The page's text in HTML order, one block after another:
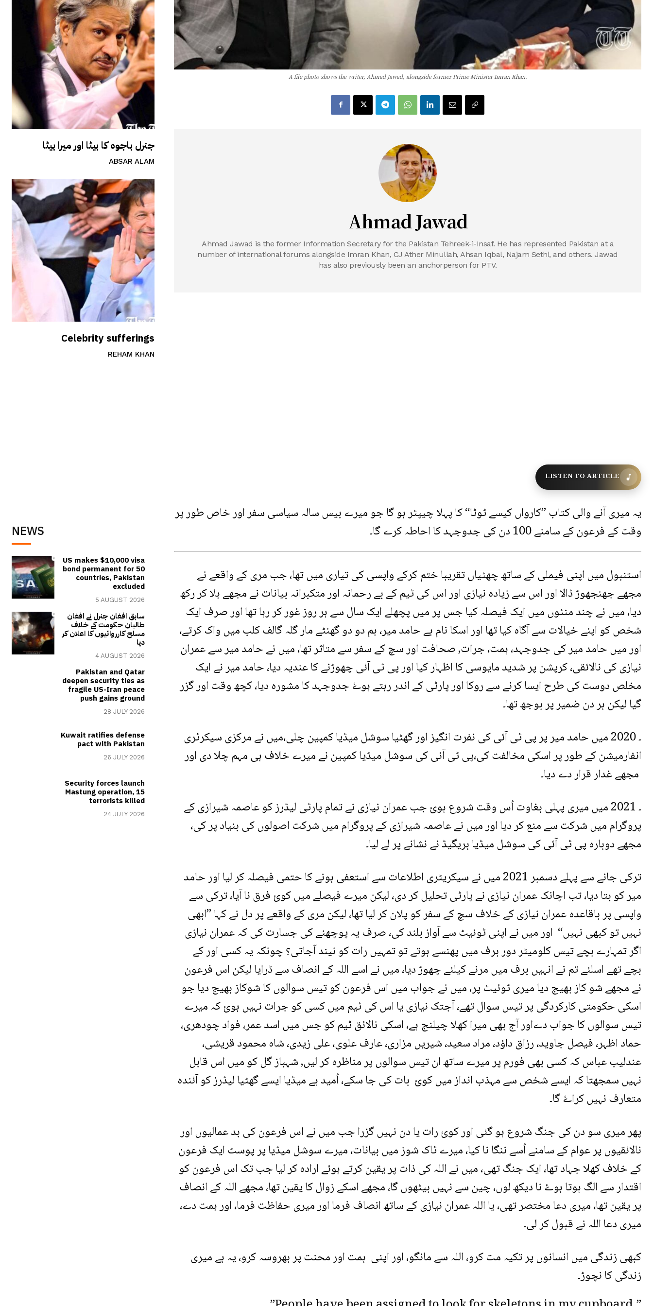
جنرل باجوہ کا بیٹا اور میرا بیٹا
ABSAR ALAM
Celebrity sufferings
REHAM KHAN
NEWS
US makes $10,000 visa
bond permanent for 50
countries, Pakistan
excluded
5 AUGUST 2026
سابق افغان جنرل نے افغان
طالبان حکومت کے خلاف
مسلح کارروائیوں کا اعلان کر
دیا
4 AUGUST 2026
Pakistan and Qatar
deepen security ties as
fragile US-Iran peace
push gains ground
28 JULY 2026
Kuwait ratifies defense
pact with Pakistan
26 JULY 2026
Security forces launch
Mastung operation, 15
terrorists killed
24 JULY 2026
A file photo shows the writer, Ahmad Jawad, alongside former Prime Minister Imran Khan.
Ahmad Jawad
Ahmad Jawad is the former Information Secretary for the Pakistan Tehreek-i-Insaf. He has represented Pakistan at a
number of international forums alongside Imran Khan, CJ Ather Minullah, Ahsan Iqbal, Najam Sethi, and others. Jawad
has also previously been an anchorperson for PTV.
LISTEN TO ARTICLE
یہ میری آنے والی کتاب ”کارواں کیسے ٹوٹا“ کا پہلا چیپٹر ہو گا جو میرے بیس سالہ سیاسی سفر اور خاص طور پر
وقت کے فرعون کے سامنے 100 دن کی جدوجہد کا احاطہ کرے گا۔
استنبول میں اپنی فیملی کے ساتھ چھٹیاں تقریبا ختم کرکے واپسی کی تیاری میں تھا، جب مری کے واقعے نے
مجھے جھنجھوڑ ڈالا اور اس سے زیادہ نیازی اور اس کی ٹیم کے بے رحمانہ اور متکبرانہ بیانات نے مجھے ہلا کر رکھ
دیا، میں نے چند منٹوں میں ایک فیصلہ کیا جس پر میں پچھلے ایک سال سے ہر روز غور کر رہا تھا اور صرف ایک
شخص کو اپنے خیالات سے آگاہ کیا تھا اور اسکا نام ہے حامد میر، ہم دو دو گھنٹے مار گلہ گالف کلب میں واک کرتے،
اور میں حامد میر کی جدوجہد، ہمت، جرات, صحافت اور سچ کے سفر سے متاثر تھا، میں نے حامد میر سے عمران
نیازی کی نالائقی، کرپشن پر شدید مایوسی کا اظہار کیا اور پی ٹی آئی چھوڑنے کا عندیہ دیا، حامد میر نے ایک
مخلص دوست کی طرح ایسا کرنے سے روکا اور پارٹی کے اندر رہتے ہوۓ جدوجہد کا مشورہ دیا، کچھ وقت اور گزر
گیا لیکن ہر دن ضمیر پر بوجھ تھا۔
۔ 2020 میں حامد میر پر پی ٹی آئی کی نفرت انگیز اور گھٹیا سوشل میڈیا کمپین چلی،میں نے مرکزی سیکرٹری
انفارمیشن کے طور پر اسکی مخالفت کی،پی ٹی آئی کی سوشل میڈیا کمپین نے میرے خلاف ہی مہم چلا دی اور
۔ 2021 میں میری پہلی بغاوت اُس وقت شروع ہوئ جب عمران نیازی نے تمام پارٹی لیڈرز کو عاصمہ شیرازی کے
پروگرام میں شرکت سے منع کر دیا اور میں نے عاصمہ شیرازی کے پروگرام میں شرکت اصولوں کی بنیاد پر کی،
مجھے دوبارہ پی ٹی آئی کی سوشل میڈیا بریگیڈ نے نشانے پر لے لیا۔
ترکی جانے سے پہلے دسمبر 2021 میں نے سیکریٹری اطلاعات سے استعفی ہونے کا حتمی فیصلہ کر لیا اور حامد
میر کو بتا دیا، تب اچانک عمران نیازی نے پارٹی تحلیل کر دی، لیکن میرے فیصلے میں کوئ فرق نا آیا، ترکی سے
واپسی پر باقاعدہ عمران نیازی کے خلاف سچ کے سفر کو پلان کر لیا تھا، لیکن مری کے واقعے پر دل نے کہا ”ابھی
نہیں تو کبھی نہیں“ اور میں نے اپنی ٹوئیٹ سے آواز بلند کی، صرف یہ پوچھنے کی جسارت کی کہ عمران نیازی
اگر تمہارے بچے تیس کلومیٹر دور برف میں پھنسے ہوتے تو تمہیں رات کو نیند آجاتی؟ چونکہ یہ کسی اور کے
بچے تھے اسلئے تم نے انہیں برف میں مرنے کیلئے چھوڑ دیا، میں نے اسے اللہ کے انصاف سے ڈرایا لیکن اس فرعون
نے مجھے شو کاز بھیج دیا میری ٹوئیٹ پر، میں نے جواب میں اس فرعون کو تیس سوالوں کا شوکاز بھیج دیا جو
اسکی حکومتی کارکردگی پر تیس سوال تھے، آجتک نیازی یا اس کی ٹیم میں کسی کو جرات نہیں ہوئ کہ میرے
تیس سوالوں کا جواب دےاور آج بھی میرا کھلا چیلنج ہے، اسکی نالائق ٹیم کو جس میں اسد عمر، فواد چودھری،
حماد اظہر، فیصل جاوید، رزاق داؤد، مراد سعید، شیریں مزاری، عارف علوی، علی زیدی، شاہ محمود قریشی،
عندلیب عباس کہ کسی بھی فورم پر میرے ساتھ ان تیس سوالوں پر مناظرہ کر لیں, شہباز گل کو میں اس قابل
نہیں سمجھتا کہ ایسے شخص سے مہذب انداز میں کوئ بات کی جا سکے، اُمید ہے میڈیا ایسے گھٹیا لیڈرز کو آئندہ
متعارف نہیں کراۓ گا۔
پھر میری سو دن کی جنگ شروع ہو گئی اور کوئ رات یا دن نہیں گزرا جب میں نے اس فرعون کی بد عمالیوں اور
نالائقیوں پر عوام کے سامنے اُسے ننگا نا کیا، میرے ٹاک شوز میں بیانات، میرے سوشل میڈیا پر پوسٹ ایک فرعون
کے خلاف کھلا جہاد تھا، ایک جنگ تھی، میں نے اللہ کی ذات پر یقین کرتے ہوئے ارادہ کر لیا جب تک اس فرعون کو
اقتدار سے الگ ہوتا ہوۓ نا دیکھ لوں، چین سے نہیں بیٹھوں گا، مجھے اسکے زوال کا یقین تھا، مجھے اللہ کے انصاف
پر یقین تھا، میری دعا مختصر تھی، یا اللہ عمران نیازی کے ساتھ انصاف فرما اور میری حفاظت فرما، اور ہمت دے،
میری دعا اللہ نے قبول کر لی۔
کبھی زندگی میں انسانوں پر تکیہ مت کرو، اللہ سے مانگو، اور اپنی ہمت اور محنت پر بھروسہ کرو، یہ ہے میری
زندگی کا نچوڑ۔